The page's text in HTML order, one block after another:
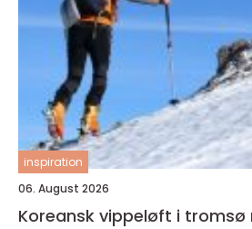
inspiration
06. August 2026
Koreansk vippeløft i tromsø naturlig bøy,